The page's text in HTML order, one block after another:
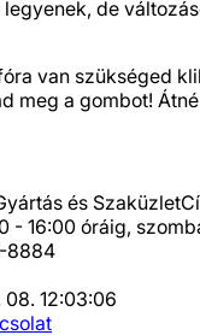
de
van szükséged
meg a gombot!
és Szaküzlet
- 16:00 óráig,
8884
12:03:06